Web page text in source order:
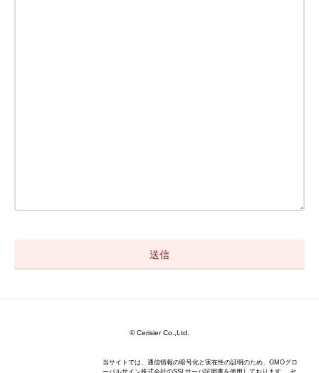
© Cerisier Co.,Ltd.
当サイトでは、通信情報の暗号化と実在性の証明のため、GMOグロ
ーバルサイン株式会社のSSLサーバ証明書を使用しております。 セ